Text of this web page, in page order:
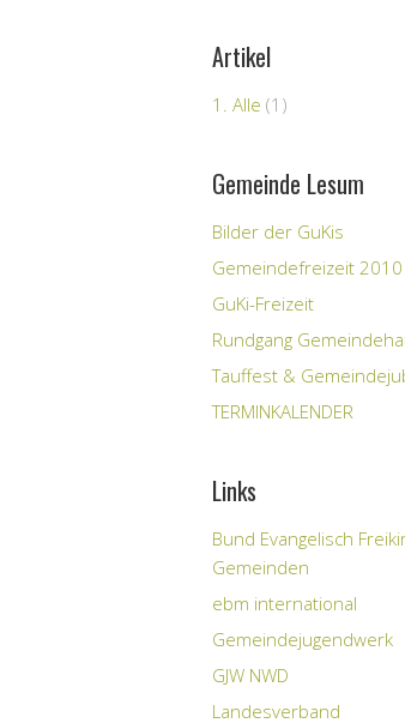
Artikel
1. Alle (1)
Gemeinde Lesum
Bilder der GuKis
Gemeindefreizeit 2010
GuKi-Freizeit
Rundgang
Tauffest &
TERMINKALENDER
Links
Bund Evangelisch
Gemeinden
ebm international
Gemeindejugendwerk
GJW NWD
Landesverband